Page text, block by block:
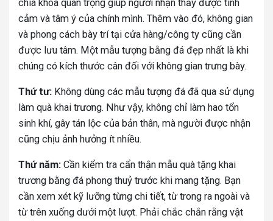
chìa khóa quan trọng giúp người nhận thấy được tình
cảm và tâm ý của chính mình. Thêm vào đó, không gian
và phong cách bày trí tại cửa hàng/công ty cũng cần
được lưu tâm. Một mẫu tượng bằng đá đẹp nhất là khi
chúng có kích thước cân đối với không gian trưng bày.
Thứ tư: Không dùng các mẫu tượng đá đã qua sử dụng
làm quà khai trương. Như vậy, không chỉ làm hao tổn
sinh khí, gây tán lộc của bản thân, mà người được nhận
cũng chịu ảnh hưởng ít nhiều.
Thứ năm: Cần kiểm tra cẩn thận mẫu quà tặng khai
trương bằng đá phong thuỷ trước khi mang tặng. Bạn
cần xem xét kỹ lưỡng từng chi tiết, từ trong ra ngoài và
từ trên xuống dưới một lượt. Phải chắc chắn rằng vật